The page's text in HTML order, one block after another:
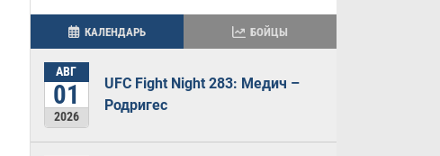
КАЛЕНДАРЬ БОЙЦЫ
АВГ
01
2026
UFC Fight Night 283: Медич –
Родригес